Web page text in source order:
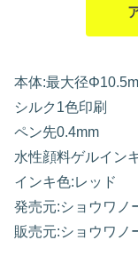
本体:最大径
シルク1色印刷
ペン先0.4mm
水性顔料ゲルイン
インキ色:レッド
発売元:ショウワノ
販売元:ショウワノ